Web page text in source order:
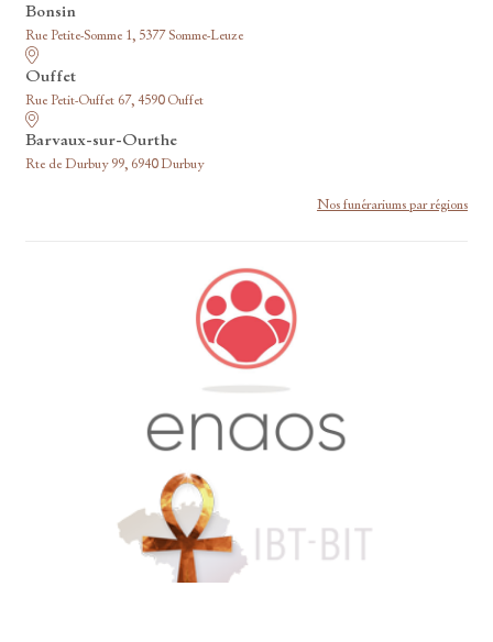
Bonsin
Rue Petite-Somme 1, 5377 Somme-Leuze
Ouffet
Rue Petit-Ouffet 67, 4590 Ouffet
Barvaux-sur-Ourthe
Rte de Durbuy 99, 6940 Durbuy
Nos funérariums par régions